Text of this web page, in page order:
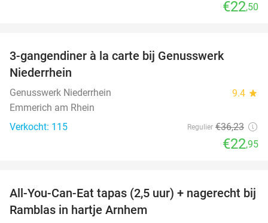
€22,50
3-gangendiner à la carte bij Genusswerk
Niederrhein
Genusswerk Niederrhein 9.4 star
Emmerich am Rhein
Verkocht: 115
Regulier €36,23
€22,95
34%
All-You-Can-Eat tapas (2,5 uur) + nagerecht bij
Ramblas in hartje Arnhem